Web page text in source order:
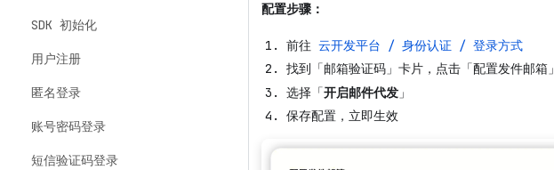
SDK 初始化
用户注册
匿名登录
账号密码登录
短信验证码登录
配置步骤：
前往 云开发平台 / 身份认证 / 登录方式
找到「邮箱验证码」卡片，点击「配置发件邮箱」
选择「开启邮件代发 」
保存配置，立即生效